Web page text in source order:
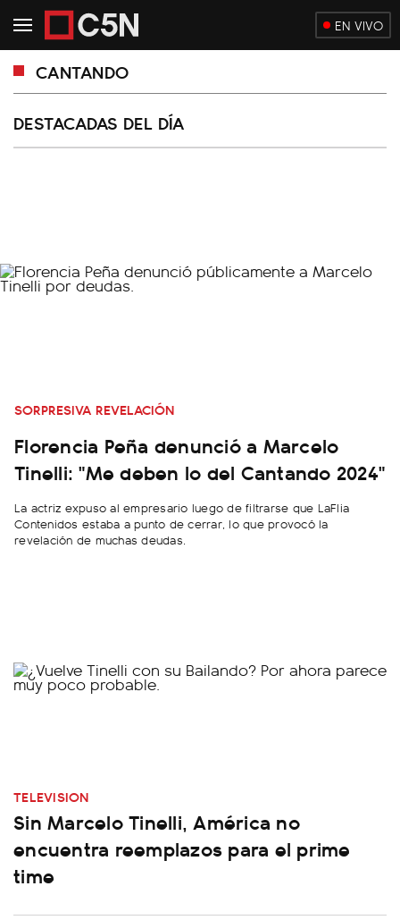
EN VIVO
CANTANDO
DESTACADAS DEL DÍA
SORPRESIVA REVELACIÓN
Florencia Peña denunció a Marcelo
Tinelli: "Me deben lo del Cantando 2024"
La actriz expuso al empresario luego de filtrarse que LaFlia
Contenidos estaba a punto de cerrar, lo que provocó la
revelación de muchas deudas.
TELEVISION
Sin Marcelo Tinelli, América no
encuentra reemplazos para el prime
time